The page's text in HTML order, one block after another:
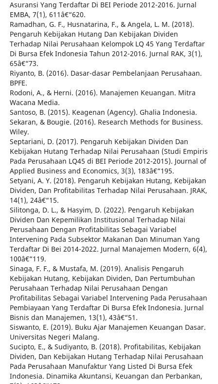
Asuransi Yang Terdaftar Di BEI Periode 2012-2016. Jurnal
EMBA, 7(1), 611â€“620.
Ramadhan, G. F., Husnatarina, F., & Angela, L. M. (2018).
Pengaruh Kebijakan Hutang Dan Kebijakan Dividen
Terhadap Nilai Perusahaan Kelompok LQ 45 Yang Terdaftar
Di Bursa Efek Indonesia Tahun 2012-2016. Jurnal RAK, 3(1),
65â€“73.
Riyanto, B. (2016). Dasar-dasar Pembelanjaan Perusahaan.
BPFE.
Rodoni, A., & Herni. (2016). Manajemen Keuangan. Mitra
Wacana Media.
Santoso, B. (2015). Keagenan (Agency). Ghalia Indonesia.
Sekaran, & Bougie. (2016). Research Methods for Business.
Wiley.
Septariani, D. (2017). Pengaruh Kebijakan Dividen Dan
Kebijakan Hutang Terhadap Nilai Perusahaan (Studi Empiris
Pada Perusahaan LQ45 di BEI Periode 2012-2015). Journal of
Applied Business and Economics, 3(3), 183â€“195.
Setyani, A. Y. (2018). Pengaruh Kebijakan Hutang, Kebijakan
Dividen, Dan Profitabilitas Terhadap Nilai Perusahaan. JRAK,
14(1), 24â€“15.
Silitonga, D. L., & Hasyim, D. (2022). Pengaruh Kebijakan
Dividen Dan Kepemilikan Institusional Terhadap Nilai
Perusahaan Dengan Profitabilitas Sebagai Variabel
Intervening Pada Subsektor Makanan Dan Minuman Yang
Terdaftar Di Bei 2014-2022. Jurnal Manajemen Modern, 6(4),
100â€“119.
Sinaga, F. F., & Mustafa, M. (2019). Analisis Pengaruh
Kebijakan Hutang, Kebijakan Dividen, Dan Pertumbuhan
Perusahaan Terhadap Nilai Perusahaan Dengan
Profitabilitas Sebagai Variabel Intervening Pada Perusahaan
Pembiayaan Yang Terdaftar Di Bursa Efek Indonesia. Jurnal
Bisnis dan Manajemen, 13(1), 43â€“51.
Siswanto, E. (2019). Buku Ajar Manajemen Keuangan Dasar.
Universitas Negeri Malang.
Sucipto, E., & Sudiyanto, B. (2018). Profitabilitas, Kebijakan
Dividen, Dan Kebijakan Hutang Terhadap Nilai Perusahaan
Pada Perusahaan Manufaktur Yang Listed Di Bursa Efek
Indonesia. Dinamika Akuntansi, Keuangan dan Perbankan,